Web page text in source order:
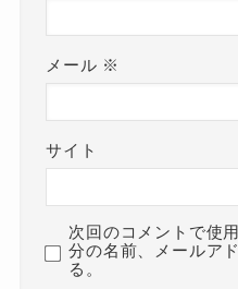
メール ※
サイト
次回のコメントで使
分の名前、メールア
る。